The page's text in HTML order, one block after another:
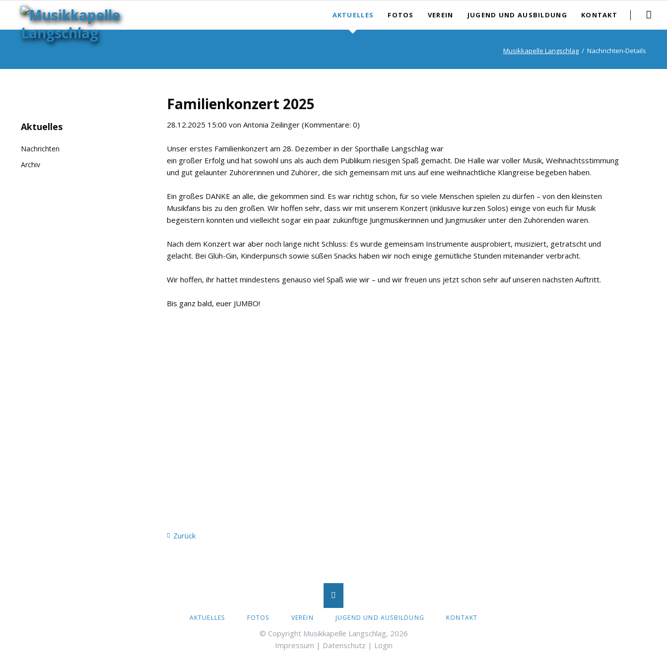
AKTUELLES FOTOS VEREIN JUGEND UND AUSBILDUNG KONTAKT
Musikkapelle Langschlag Nachrichten-Details
Familienkonzert 2025
28.12.2025 15:00 von Antonia Zeilinger (Kommentare: 0)
Unser erstes Familienkonzert am 28. Dezember in der Sporthalle Langschlag war
ein großer Erfolg und hat sowohl uns als auch dem Publikum riesigen Spaß gemacht. Die Halle war voller Musik, Weihnachtsstimmung
und gut gelaunter Zuhörerinnen und Zuhörer, die sich gemeinsam mit uns auf eine weihnachtliche Klangreise begeben haben.
Ein großes DANKE an alle, die gekommen sind. Es war richtig schön, für so viele Menschen spielen zu dürfen – von den kleinsten
Musikfans bis zu den großen. Wir hoffen sehr, dass wir mit unserem Konzert (inklusive kurzen Solos) einige von euch für Musik
begeistern konnten und vielleicht sogar ein paar zukünftige Jungmusikerinnen und Jungmusiker unter den Zuhörenden waren.
Nach dem Konzert war aber noch lange nicht Schluss: Es wurde gemeinsam Instrumente ausprobiert, musiziert, getratscht und
gelacht. Bei Glüh-Gin, Kinderpunsch sowie süßen Snacks haben wir noch einige gemütliche Stunden miteinander verbracht.
Wir hoffen, ihr hattet mindestens genauso viel Spaß wie wir – und wir freuen uns jetzt schon sehr auf unseren nächsten Auftritt.
Bis ganz bald, euer JUMBO!
Zurück
Navigation
Aktuelles
Nachrichten
Archiv
ÜBERSPRINGEN
AKTUELLES FOTOS VEREIN JUGEND UND AUSBILDUNG KONTAKT
© Copyright Musikkapelle Langschlag, 2026
Impressum | Datenschutz | Login